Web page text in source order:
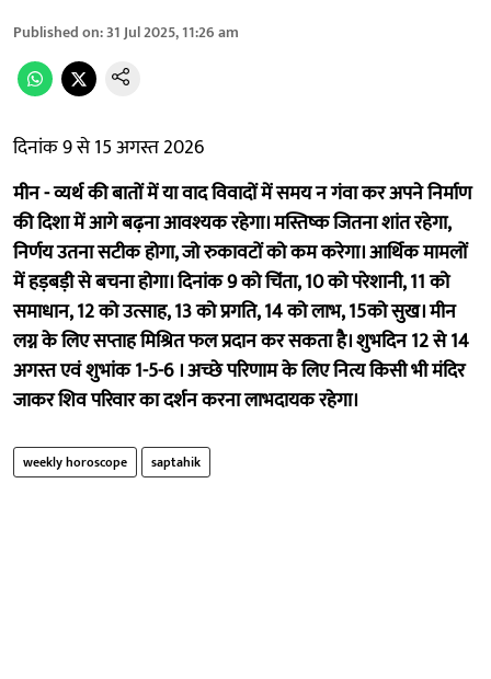
Published on:31 Jul 2025, 11:26 am
दिनांक 9 से 15 अगस्त 2026
मीन - व्यर्थ की बातों में या वाद विवादों में समय न गंवा कर अपने निर्माण
की दिशा में आगे बढ़ना आवश्यक रहेगा। मस्तिष्क जितना शांत रहेगा,
निर्णय उतना सटीक होगा, जो रुकावटों को कम करेगा। आर्थिक मामलों
में हड़बड़ी से बचना होगा। दिनांक 9 को चिंता, 10 को परेशानी, 11 को
समाधान, 12 को उत्साह, 13 को प्रगति, 14 को लाभ, 15को सुख। मीन
लग्न के लिए सप्ताह मिश्रित फल प्रदान कर सकता है। शुभदिन 12 से 14
अगस्त एवं शुभांक 1-5-6 । अच्छे परिणाम के लिए नित्य किसी भी मंदिर
जाकर शिव परिवार का दर्शन करना लाभदायक रहेगा।
weekly horoscope saptahik